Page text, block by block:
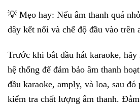
💡 Mẹo hay: Nếu âm thanh quá
dây kết nối và chế độ đầu vào trên
Trước khi bắt đầu hát karaoke,
hệ thống để đảm bảo âm thanh
đầu karaoke, amply, và loa, sau đó
kiểm tra chất lượng âm thanh.